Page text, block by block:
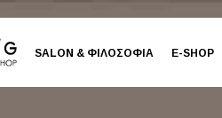
SALON & ΦΙΛΟΣΟΦΙΑ E-SHOP